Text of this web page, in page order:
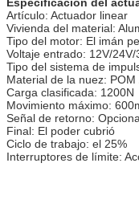
Artículo: Actuador linear
Vivienda del material:
Tipo del motor: El imán
Voltaje entrado: 12V/24V/
Tipo del sistema de
Material de la nuez: POM
Carga clasificada: 1200N
Movimiento máximo:
Señal de retorno:
Final: El poder cubrió
Ciclo de trabajo: el 25%
Interruptores de límite: